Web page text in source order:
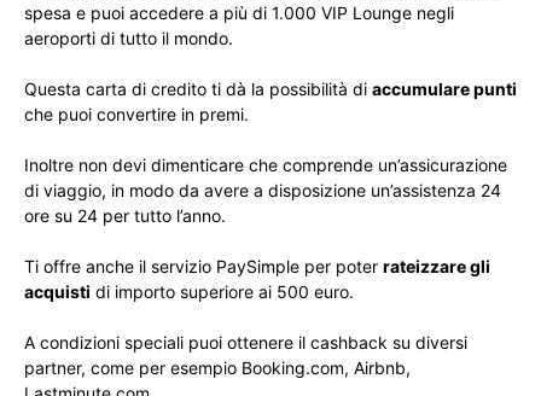
spesa e puoi accedere a più di 1.000 VIP Lounge negli
aeroporti di tutto il mondo.
Questa carta di credito ti dà la possibilità di accumulare punti
che puoi convertire in premi.
Inoltre non devi dimenticare che comprende un’assicurazione
di viaggio, in modo da avere a disposizione un’assistenza 24
ore su 24 per tutto l’anno.
Ti offre anche il servizio PaySimple per poter rateizzare gli
acquisti di importo superiore ai 500 euro.
A condizioni speciali puoi ottenere il cashback su diversi
partner, come per esempio Booking.com, Airbnb,